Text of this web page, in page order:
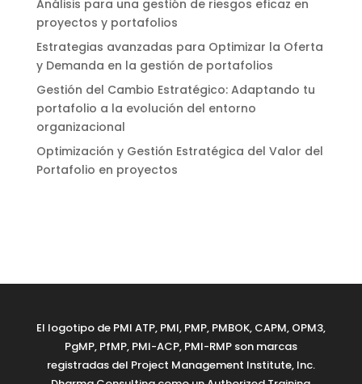
Análisis para una gestión de riesgos eficaz en
proyectos y portafolios
Estrategias avanzadas para Optimizar la Oferta
y Demanda en la gestión de portafolios
Gestión del Cambio Estratégico: Adaptando tu
portafolio a la evolución del entorno
organizacional
Optimización y Gestión Estratégica del Valor del
Portafolio en proyectos
El logotipo de PMI ATP, PMI, PMP, PMBOK, CAPM, OPM3,
PgMP, PfMP, PMI-ACP, PMI-RMP son marcas
registradas del Project Management Institute, Inc.